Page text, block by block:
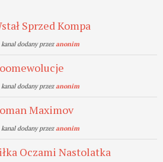
Sprzed Kompa
dodany przezanonim
dodany przezanonim
Maximov
dodany przezanonim
Oczami Nastolatka